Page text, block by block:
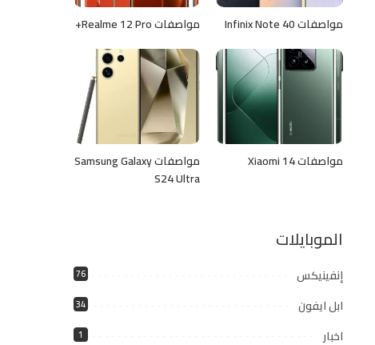
مواصفات Infinix Note 40 مواصفات Realme 12 Pro+
مواصفات Xiaomi 14
مواصفات Samsung Galaxy
S24 Ultra
الموبايلات
إنفينيكس 76
ابل ايفون 34
اخبار 1